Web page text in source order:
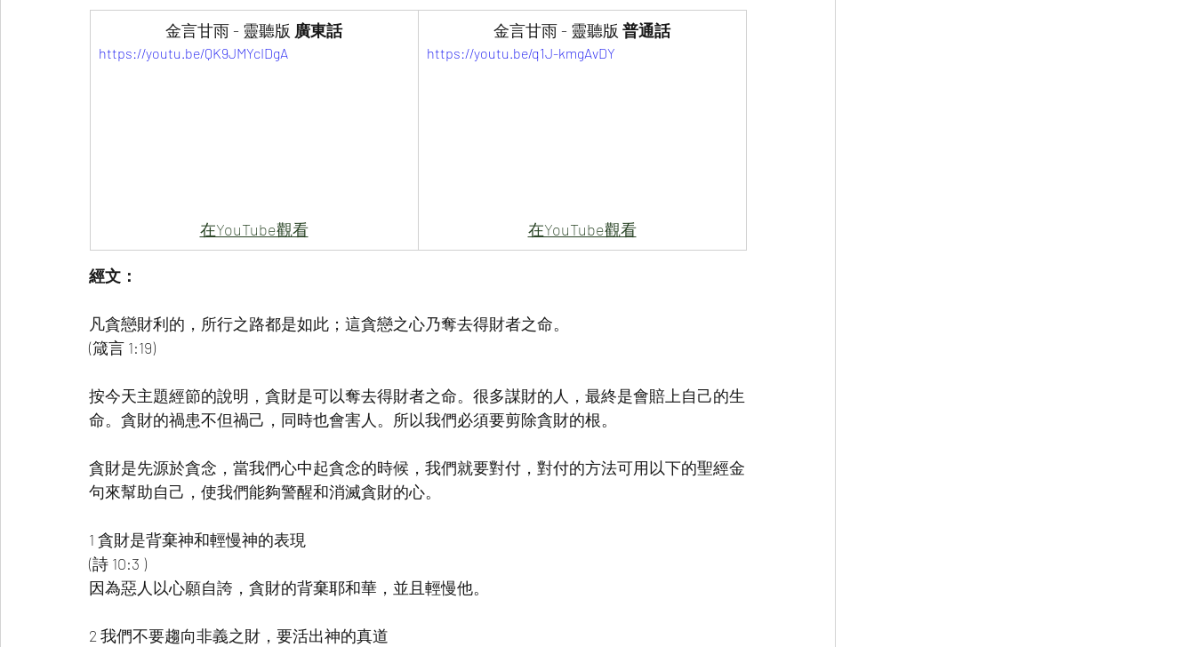
金言甘雨 - 靈聽版 廣東話
https://youtu.be/QK9JMYcIDgA
在YouTube觀看
金言甘雨 - 靈聽版 普通話
https://youtu.be/q1J-kmgAvDY
在YouTube觀看
經文：
凡貪戀財利的，所行之路都是如此；這貪戀之心乃奪去得財者之命。
(箴言 1:19)
按今天主題經節的說明，貪財是可以奪去得財者之命。很多謀財的人，最終是會賠上自己的生
命。貪財的禍患不但禍己，同時也會害人。所以我們必須要剪除貪財的根。
貪財是先源於貪念，當我們心中起貪念的時候，我們就要對付，對付的方法可用以下的聖經金
句來幫助自己，使我們能夠警醒和消滅貪財的心。
1 貪財是背棄神和輕慢神的表現
(詩 10:3 )
因為惡人以心願自誇，貪財的背棄耶和華，並且輕慢他。
2 我們不要趨向非義之財，要活出神的真道